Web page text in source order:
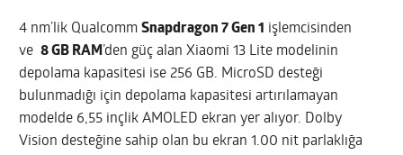
4 nm’lik QualcommSnapdragon 7 Gen 1 işlemcisinden
ve8 GB RAM ’den güç alan Xiaomi 13 Lite modelinin
depolama kapasitesi ise 256 GB. MicroSD desteği
bulunmadığı için depolama kapasitesi artırılamayan
modelde 6,55 inçlik AMOLED ekran yer alıyor. Dolby
Vision desteğine sahip olan bu ekran 1.00 nit parlaklığa